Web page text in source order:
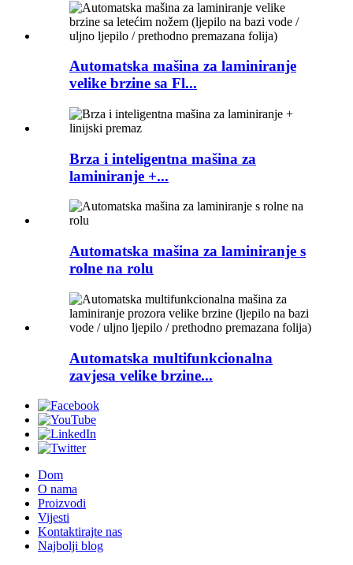
Automatska mašina za laminiranje
velike brzine sa Fl...
Brza i inteligentna mašina za
laminiranje +...
Automatska mašina za laminiranje s
rolne na rolu
Automatska multifunkcionalna
zavjesa velike brzine...
Dom
O nama
Proizvodi
Vijesti
Kontaktirajte nas
Najbolji blog